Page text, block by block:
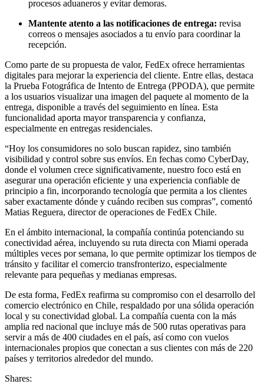
procesos aduaneros y evitar demoras.
Mantente atento a las notificaciones de entrega: revisa
correos o mensajes asociados a tu envío para coordinar la
recepción.
Como parte de su propuesta de valor, FedEx ofrece herramientas
digitales para mejorar la experiencia del cliente. Entre ellas, destaca
la Prueba Fotográfica de Intento de Entrega (PPODA), que permite
a los usuarios visualizar una imagen del paquete al momento de la
entrega, disponible a través del seguimiento en línea. Esta
funcionalidad aporta mayor transparencia y confianza,
especialmente en entregas residenciales.
“Hoy los consumidores no solo buscan rapidez, sino también
visibilidad y control sobre sus envíos. En fechas como CyberDay,
donde el volumen crece significativamente, nuestro foco está en
asegurar una operación eficiente y una experiencia confiable de
principio a fin, incorporando tecnología que permita a los clientes
saber exactamente dónde y cuándo reciben sus compras”, comentó
Matias Reguera, director de operaciones de FedEx Chile.
En el ámbito internacional, la compañía continúa potenciando su
conectividad aérea, incluyendo su ruta directa con Miami operada
múltiples veces por semana, lo que permite optimizar los tiempos de
tránsito y facilitar el comercio transfronterizo, especialmente
relevante para pequeñas y medianas empresas.
De esta forma, FedEx reafirma su compromiso con el desarrollo del
comercio electrónico en Chile, respaldado por una sólida operación
local y su conectividad global. La compañía cuenta con la más
amplia red nacional que incluye más de 500 rutas operativas para
servir a más de 400 ciudades en el país, así como con vuelos
internacionales propios que conectan a sus clientes con más de 220
países y territorios alrededor del mundo.
Shares: